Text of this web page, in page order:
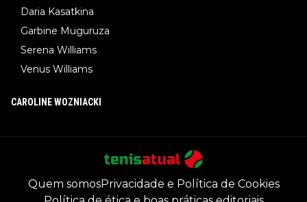
Daria Kasatkina
Garbine Muguruza
Serena Williams
Venus Williams
CAROLINE WOZNIACKI
Quem somosPrivacidade e Política de Cookies